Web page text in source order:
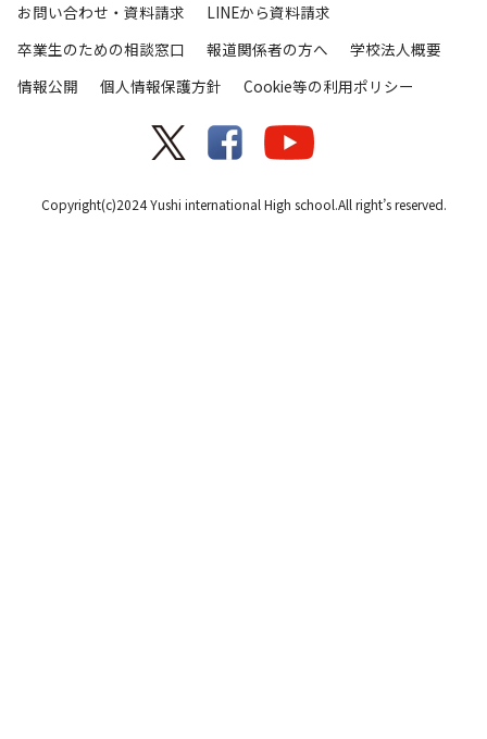
お問い合わせ・資料請求
LINEから資料請求
卒業生のための相談窓口
報道関係者の方へ
学校法人概要
情報公開
個人情報保護方針 Cookie等の利用ポリシー
Copyright(c)2024 Yushi international High school.All right’s reserved.